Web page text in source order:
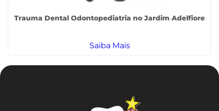
Trauma Dental Odontopediatria no Jardim Adelfiore
Saiba Mais